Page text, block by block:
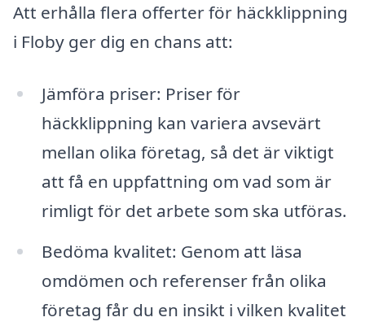
Att erhålla flera offerter för häckklippning
i Floby ger dig en chans att:
Jämföra priser: Priser för
häckklippning kan variera avsevärt
mellan olika företag, så det är viktigt
att få en uppfattning om vad som är
rimligt för det arbete som ska utföras.
Bedöma kvalitet: Genom att läsa
omdömen och referenser från olika
företag får du en insikt i vilken kvalitet